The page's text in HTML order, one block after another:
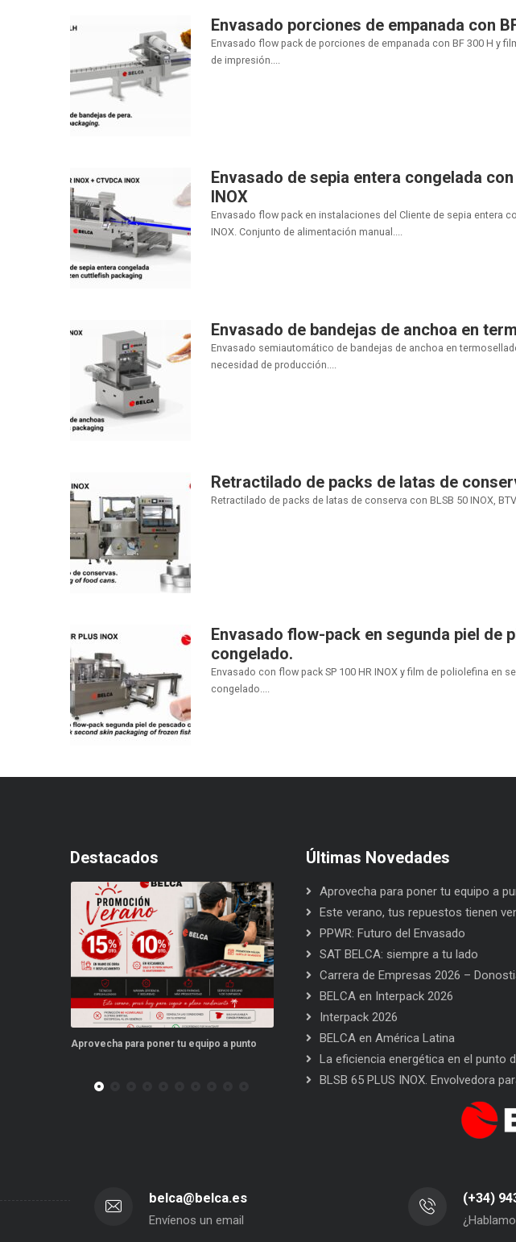
Envasado porciones de empanada con
Envasado flow pack de porciones de empanada con BF 300 H y
de impresión....
Envasado de sepia entera congelada con
INOX
Envasado flow pack en instalaciones del Cliente de sepia entera
INOX. Conjunto de alimentación manual....
Envasado de bandejas de anchoa en
Envasado semiautomático de bandejas de anchoa en
necesidad de producción....
Retractilado de packs de latas de
Retractilado de packs de latas de conserva con BLSB 50 INOX,
Envasado flow-pack en segunda piel de
congelado.
Envasado con flow pack SP 100 HR INOX y film de poliolefina en
congelado....
Destacados
Este verano, tus repuestos tienen ventajas PPWR: Futuro del Envasado
Últimas Novedades
Aprovecha para poner tu equipo a
Este verano, tus repuestos tienen
PPWR: Futuro del Envasado
SAT BELCA: siempre a tu lado
Carrera de Empresas 2026 –
BELCA en Interpack 2026
Interpack 2026
BELCA en América Latina
La eficiencia energética en el punto
BLSB 65 PLUS INOX. Envolvedora
belca@belca.es
Envíenos un email
(+34)